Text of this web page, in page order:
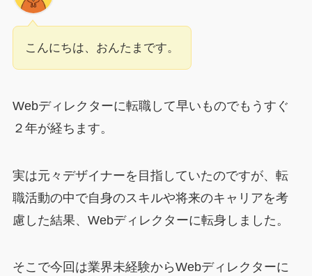
こんにちは、おんたまです。
Webディレクターに転職して早いものでもうすぐ
２年が経ちます。
実は元々デザイナーを目指していたのですが、転
職活動の中で自身のスキルや将来のキャリアを考
慮した結果、Webディレクターに転身しました。
そこで今回は業界未経験からWebディレクターに